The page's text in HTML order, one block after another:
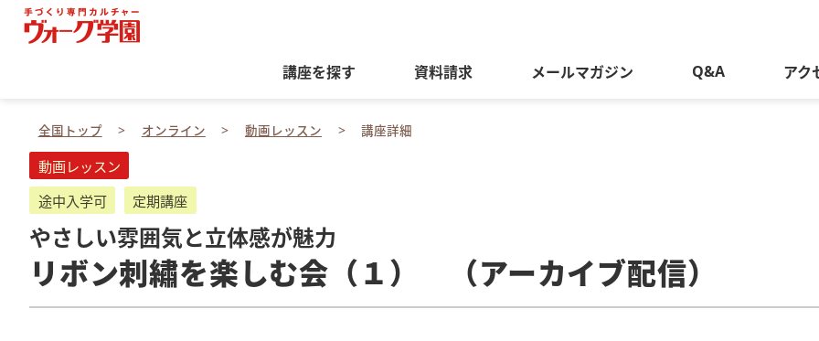
講座を探す 資料請求 メールマガジン Q&A アク
全国トップ オンライン 動画レッスン 講座詳細
動画レッスン
途中入学可
定期講座
やさしい雰囲気と立体感が魅力
リボン刺繡を楽しむ会（１） （アーカイブ配信）